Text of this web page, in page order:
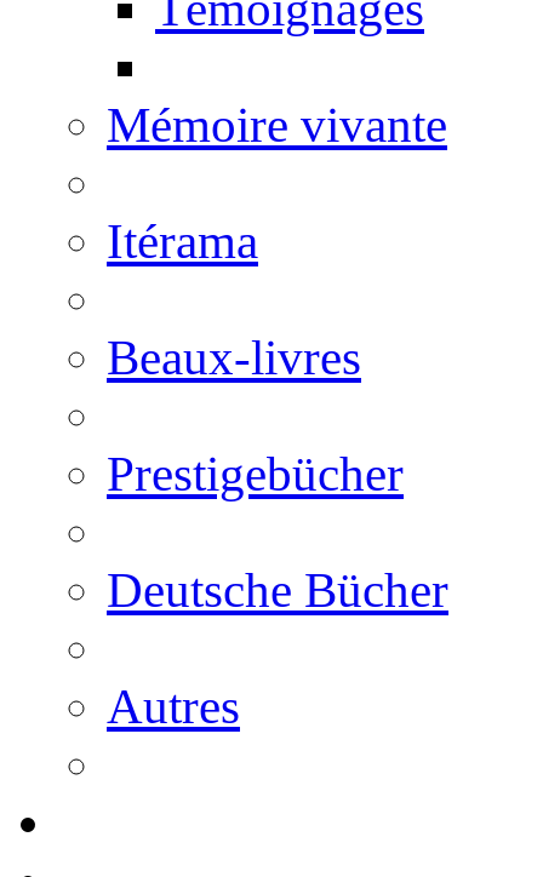
Mémoire vivante
Itérama
Beaux-livres
Prestigebücher
Deutsche Bücher
Autres